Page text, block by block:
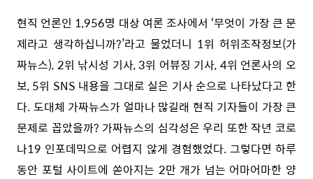
현직 언론인 1,956명 대상 여론 조사에서 ‘무엇이 가장 큰 문
제라고 생각하십니까?’라고 물었더니 1위 허위조작정보(가
짜뉴스), 2위 낚시성 기사, 3위 어뷰징 기사, 4위 언론사의 오
보, 5위 SNS 내용을 그대로 실은 기사 순으로 나타났다고 한
다. 도대체 가짜뉴스가 얼마나 많길래 현직 기자들이 가장 큰
문제로 꼽았을까? 가짜뉴스의 심각성은 우리 또한 작년 코로
나19 인포데믹으로 어렵지 않게 경험했었다. 그렇다면 하루
동안 포털 사이트에 쏟아지는 2만 개가 넘는 어마어마한 양